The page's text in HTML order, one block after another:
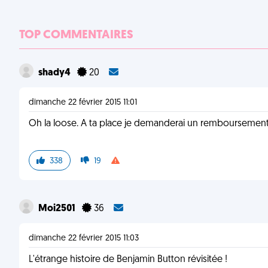
TOP COMMENTAIRES
shady4 20
dimanche 22 février 2015 11:01
Oh la loose. A ta place je demanderai un
338 19
Moi2501 36
dimanche 22 février 2015 11:03
L'étrange histoire de Benjamin Button révisitée !